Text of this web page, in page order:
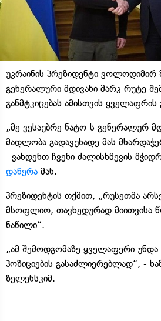
უკრაინის პრეზიდენტი ვოლოდიმირ
გენერალური მდივანი მარკ რუტე
განმტკიცებას ამისთვის ყველაფრის
„მე ვესაუბრე ნატო-ს გენერალურ
მადლობა გადავუხადე მას
ვახდენთ ჩვენი ძალისხმევის
დაწერა მან.
პრეზიდენტის თქმით, „რუსეთმა
მსოფლიო, თავხედურად მიითვისა
ნაწილი“.
„ამ შემოდგომაზე ყველაფერი უნდა
პოზიციების გასაძლიერებლად“, -
ზელენსკიმ.